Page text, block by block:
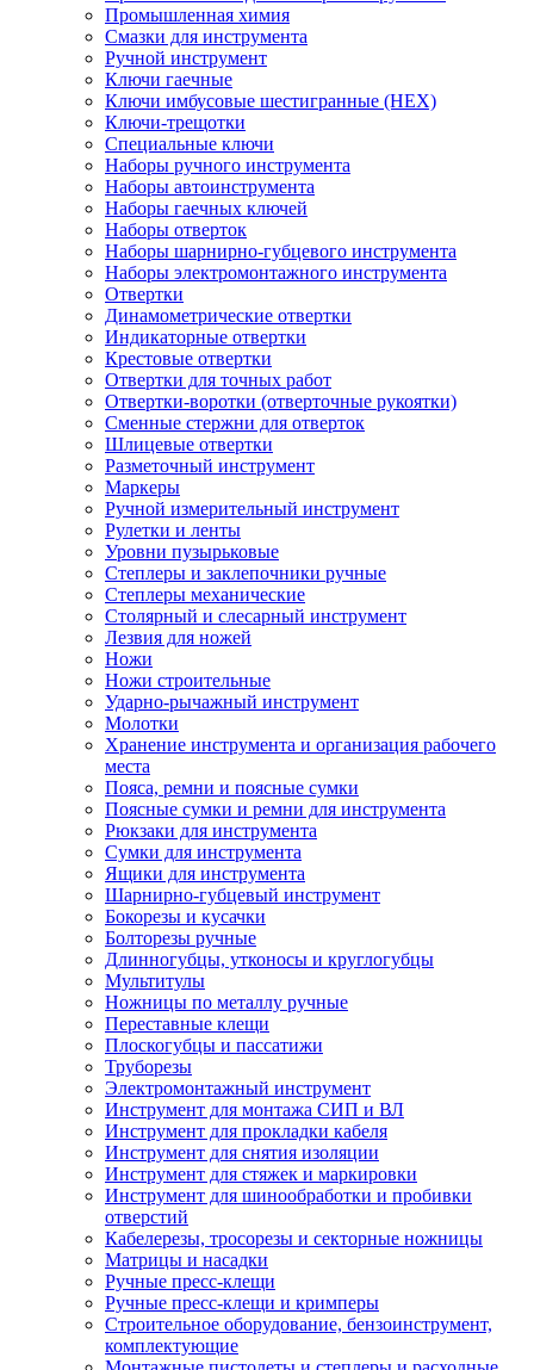
Промышленная химия
Смазки для инструмента
Ручной инструмент
Ключи гаечные
Ключи имбусовые шестигранные (HEX)
Ключи-трещотки
Специальные ключи
Наборы ручного инструмента
Наборы автоинструмента
Наборы гаечных ключей
Наборы отверток
Наборы шарнирно-губцевого инструмента
Наборы электромонтажного инструмента
Отвертки
Динамометрические отвертки
Индикаторные отвертки
Крестовые отвертки
Отвертки для точных работ
Отвертки-воротки (отверточные рукоятки)
Сменные стержни для отверток
Шлицевые отвертки
Разметочный инструмент
Маркеры
Ручной измерительный инструмент
Рулетки и ленты
Уровни пузырьковые
Степлеры и заклепочники ручные
Степлеры механические
Столярный и слесарный инструмент
Лезвия для ножей
Ножи
Ножи строительные
Ударно-рычажный инструмент
Молотки
Хранение инструмента и организация рабочего
места
Пояса, ремни и поясные сумки
Поясные сумки и ремни для инструмента
Рюкзаки для инструмента
Сумки для инструмента
Ящики для инструмента
Шарнирно-губцевый инструмент
Бокорезы и кусачки
Болторезы ручные
Длинногубцы, утконосы и круглогубцы
Мультитулы
Ножницы по металлу ручные
Переставные клещи
Плоскогубцы и пассатижи
Труборезы
Электромонтажный инструмент
Инструмент для монтажа СИП и ВЛ
Инструмент для прокладки кабеля
Инструмент для снятия изоляции
Инструмент для стяжек и маркировки
Инструмент для шинообработки и пробивки
отверстий
Кабелерезы, тросорезы и секторные ножницы
Матрицы и насадки
Ручные пресс-клещи
Ручные пресс-клещи и кримперы
Строительное оборудование, бензоинструмент,
комплектующие